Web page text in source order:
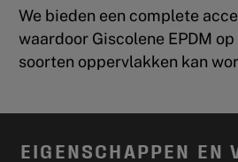
We bieden een complete
waardoor Giscolene EPDM
soorten oppervlakken kan
EIGENSCHAPPEN EN